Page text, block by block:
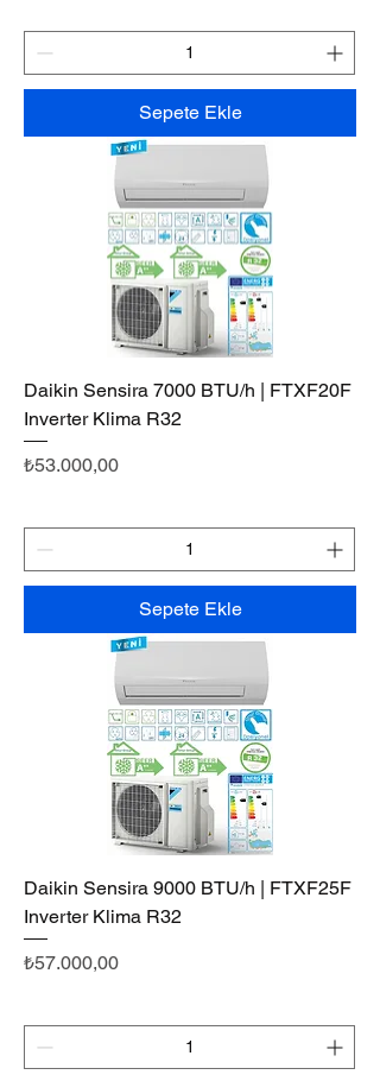
Sepete Ekle
Daikin Sensira 7000 BTU/h | FTXF20F
Inverter Klima R32
Fiyat
₺53.000,00
Sepete Ekle
Daikin Sensira 9000 BTU/h | FTXF25F
Inverter Klima R32
Fiyat
₺57.000,00